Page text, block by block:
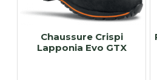
Chaussure Crispi
Lapponia Evo GTX